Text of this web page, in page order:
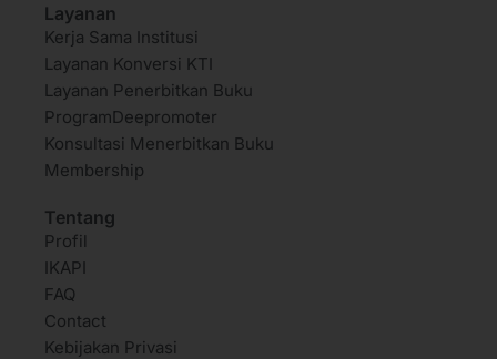
Layanan
Kerja Sama Institusi
Layanan Konversi KTI
Layanan Penerbitkan Buku
ProgramDeepromoter
Konsultasi Menerbitkan Buku
Membership
Tentang
Profil
IKAPI
FAQ
Contact
Kebijakan Privasi